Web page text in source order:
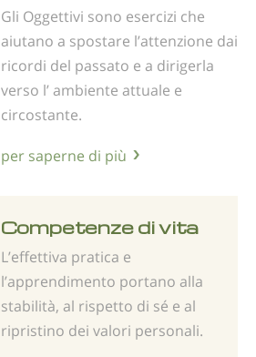
Gli Oggettivi sono esercizi che
aiutano a spostare l’attenzione dai
ricordi del passato e a dirigerla
verso l’ ambiente attuale e
circostante.
per saperne di più
Competenze di vita
L’effettiva pratica e
l’apprendimento portano alla
stabilità, al rispetto di sé e al
ripristino dei valori personali.